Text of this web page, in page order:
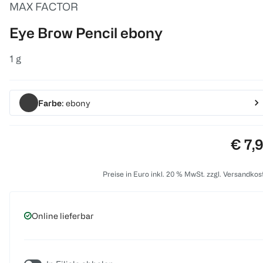
MAX FACTOR
Eye Brow Pencil ebony
1 g
Farbe: ebony
€
Preise in Euro inkl. 20 % MwSt. zzgl.
Online lieferbar